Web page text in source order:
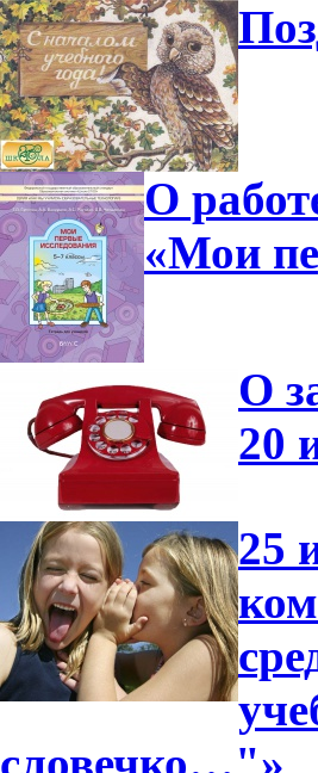
О
«Мои
О
20
25